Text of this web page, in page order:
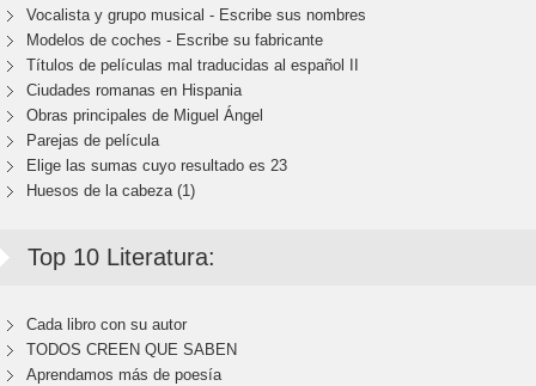
Vocalista y grupo musical - Escribe sus nombres
Modelos de coches - Escribe su fabricante
Títulos de películas mal traducidas al español II
Ciudades romanas en Hispania
Obras principales de Miguel Ángel
Parejas de película
Elige las sumas cuyo resultado es 23
Huesos de la cabeza (1)
Top 10 Literatura:
Cada libro con su autor
TODOS CREEN QUE SABEN
Aprendamos más de poesía